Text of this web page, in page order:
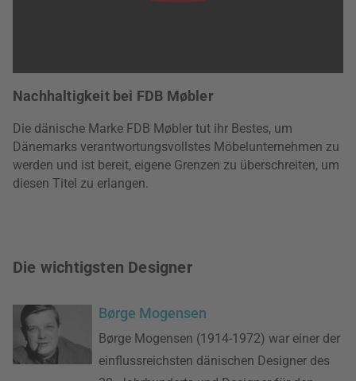
Nachhaltigkeit bei FDB Møbler
Die dänische Marke FDB Møbler tut ihr Bestes, um
Dänemarks verantwortungsvollstes Möbelunternehmen zu
werden und ist bereit, eigene Grenzen zu überschreiten, um
diesen Titel zu erlangen.
Die wichtigsten Designer
Børge Mogensen
Børge Mogensen (1914-1972) war einer der
einflussreichsten dänischen Designer des